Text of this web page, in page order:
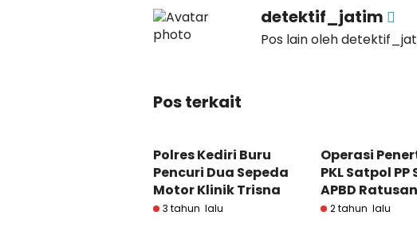
detektif_jatim
Pos lain oleh
Pos terkait
Polres Kediri Buru
Pencuri Dua Sepeda
Motor Klinik Trisna
3 tahun lalu
Operasi
PKL Satpol PP
APBD
2 tahun lalu